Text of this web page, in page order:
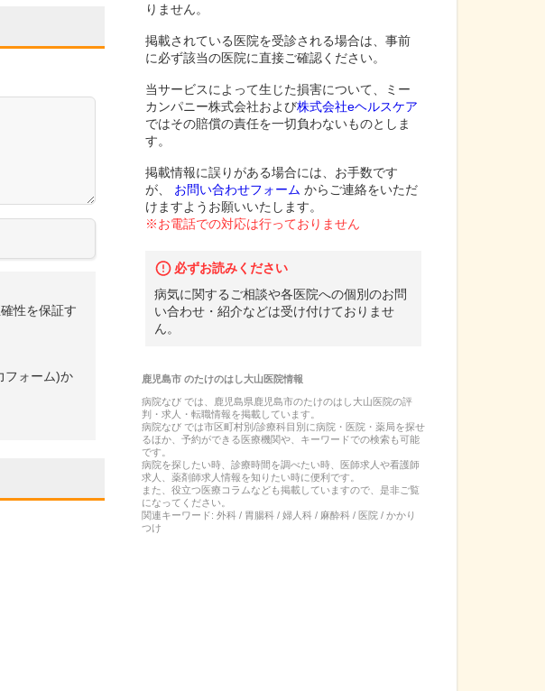
性を保証す
フォーム)か
りません。
掲載されている医院を受診される場合は、事前
に必ず該当の医院に直接ご確認ください。
当サービスによって生じた損害について、ミー
カンパニー株式会社および株式会社eヘルスケア
ではその賠償の責任を一切負わないものとしま
す。
掲載情報に誤りがある場合には、お手数です
が、
お問い合わせフォーム からご連絡をいただ
けますようお願いいたします。
※お電話での対応は行っておりません
必ずお読みください
病気に関するご相談や各医院への個別のお問
い合わせ・紹介などは受け付けておりませ
ん。
鹿児島市のたけのはし大山医院情報
病院なび では、 鹿児島県鹿児島市のたけのはし大山医院の評
判・求人・転職情報を掲載しています。
病院なび では市区町村別/診療科目別に病院・医院・薬局を探せ
るほか、予約ができる医療機関や、キーワードでの検索も可能
です。
病院を探したい時、診療時間を調べたい時、医師求人や看護師
求人、薬剤師求人情報を知りたい時に便利です。
また、役立つ医療コラムなども掲載していますので、是非ご覧
になってください。
関連キーワード: 外科 / 胃腸科 / 婦人科 / 麻酔科 / 医院 / かかり
つけ